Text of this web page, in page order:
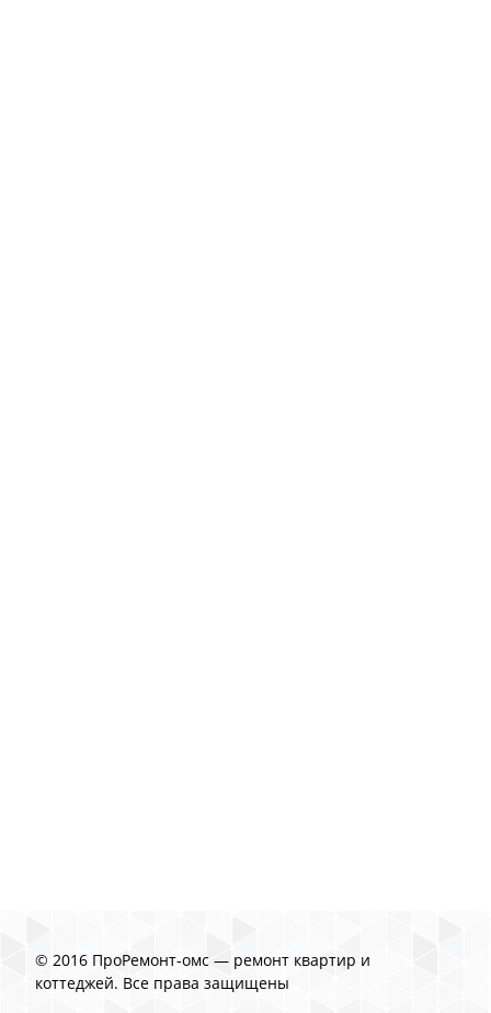
© 2016 ПроРемонт-омс — ремонт квартир и
коттеджей. Все права защищены